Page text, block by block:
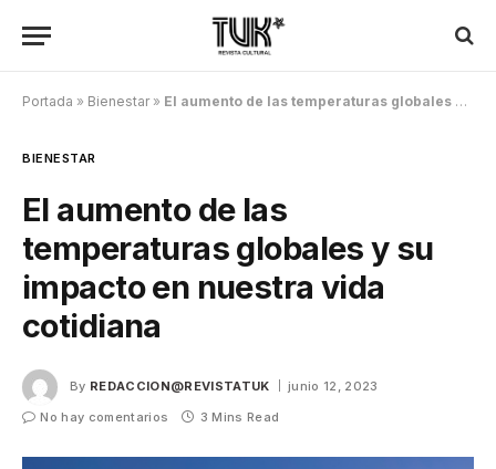
Portada » Bienestar» El aumento de las temperaturas globales y su impacto en nuestra vida cotidiana
BIENESTAR
El aumento de las
temperaturas globales y su
impacto en nuestra vida
cotidiana
By REDACCION@REVISTATUK
junio 12, 2023
No hay comentarios
3 Mins Read